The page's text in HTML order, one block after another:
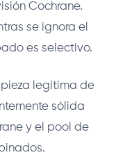
Cochrane.
se ignora el
es selectivo.
pieza legítima de
sólida
y el pool de